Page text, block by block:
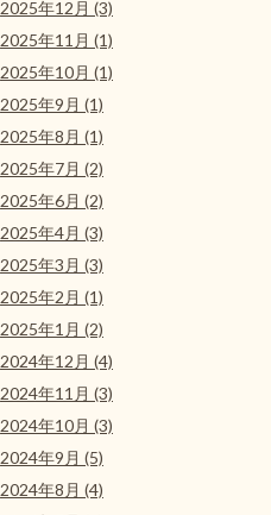
2025年12月 (3)
2025年11月 (1)
2025年10月 (1)
2025年9月 (1)
2025年8月 (1)
2025年7月 (2)
2025年6月 (2)
2025年4月 (3)
2025年3月 (3)
2025年2月 (1)
2025年1月 (2)
2024年12月 (4)
2024年11月 (3)
2024年10月 (3)
2024年9月 (5)
2024年8月 (4)